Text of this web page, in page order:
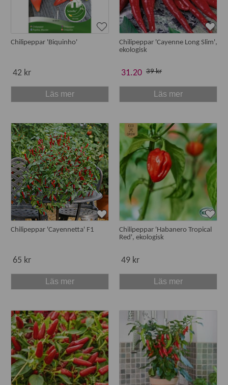
Chilipeppar 'Biquinho'
42 kr
Läs mer
Chilipeppar 'Cayenne Long Slim',
ekologisk
31.20 39 kr
Läs mer
Chilipeppar 'Cayennetta' F1
65 kr
Läs mer
Chilipeppar 'Habanero Tropical
Red', ekologisk
49 kr
Läs mer